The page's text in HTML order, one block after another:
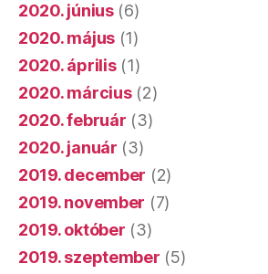
2020. június(6)
2020. május (1)
2020. április(1)
2020. március(2)
2020. február (3)
2020. január (3)
2019. december (2)
2019. november (7)
2019. október (3)
2019. szeptember (5)